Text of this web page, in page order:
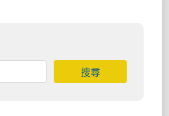
搜尋